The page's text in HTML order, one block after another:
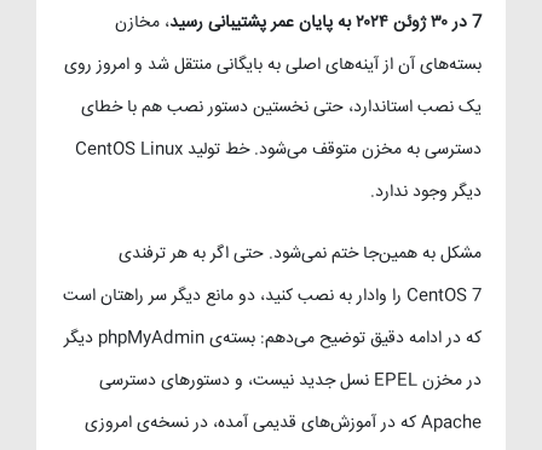
7 در ۳۰ ژوئن ۲۰۲۴ به پایان عمر پشتیبانی رسید
، مخازن
بسته‌های آن از آینه‌های اصلی به بایگانی منتقل شد و امروز روی
یک نصب استاندارد، حتی نخستین دستور نصب هم با خطای
دسترسی به مخزن متوقف می‌شود. خط تولید CentOS Linux
دیگر وجود ندارد.
مشکل به همین‌جا ختم نمی‌شود. حتی اگر به هر ترفندی
CentOS 7 را وادار به نصب کنید، دو مانع دیگر سر راهتان است
که در ادامه دقیق توضیح می‌دهم: بسته‌ی phpMyAdmin دیگر
در مخزن EPEL نسل جدید نیست، و دستورهای دسترسی
Apache که در آموزش‌های قدیمی آمده، در نسخه‌ی امروزی